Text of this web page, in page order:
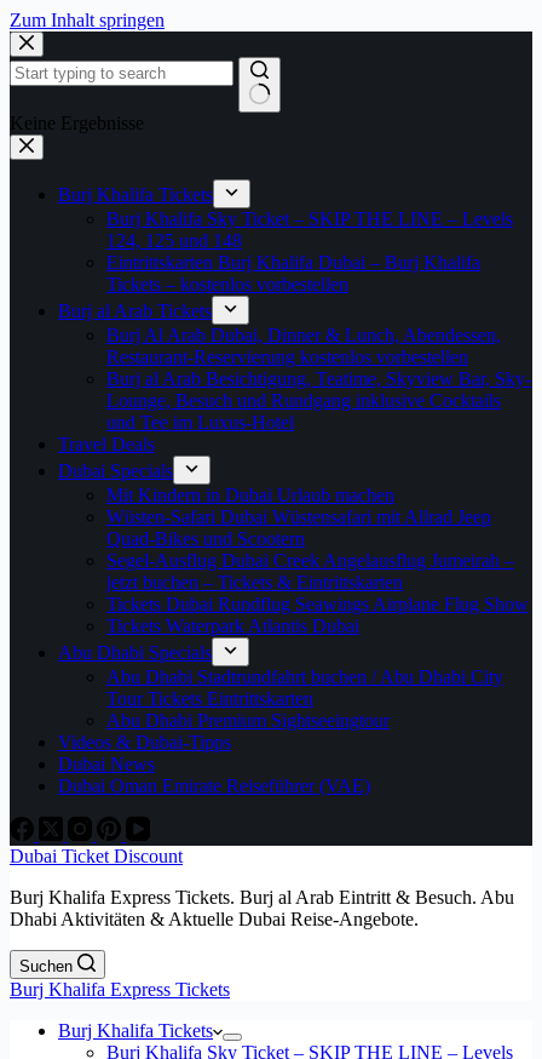
Zum Inhalt springen
Keine Ergebnisse
Burj Khalifa Tickets
Burj Khalifa Sky Ticket – SKIP THE LINE – Levels
124, 125 und 148
Eintrittskarten Burj Khalifa Dubai – Burj Khalifa
Tickets – kostenlos vorbestellen
Burj al Arab Tickets
Burj Al Arab Dubai, Dinner & Lunch, Abendessen,
Restaurant-Reservierung kostenlos vorbestellen
Burj al Arab Besichtigung, Teatime, Skyview Bar, Sky-
Lounge, Besuch und Rundgang inklusive Cocktails
und Tee im Luxus-Hotel
Travel Deals
Dubai Specials
Mit Kindern in Dubai Urlaub machen
Wüsten-Safari Dubai Wüstensafari mit Allrad Jeep
Quad-Bikes und Scootern
Segel-Ausflug Dubai Creek Angelausflug Jumeirah –
jetzt buchen – Tickets & Eintrittskarten
Tickets Dubai Rundflug Seawings Airplane Flug Show
Tickets Waterpark Atlantis Dubai
Abu Dhabi Specials
Abu Dhabi Stadtrundfahrt buchen / Abu Dhabi City
Tour Tickets Eintrittskarten
Abu Dhabi Premium Sightseeingtour
Videos & Dubai-Tipps
Dubai News
Dubai Oman Emirate Reiseführer (VAE)
Dubai Ticket Discount
Burj Khalifa Express Tickets. Burj al Arab Eintritt & Besuch. Abu
Dhabi Aktivitäten & Aktuelle Dubai Reise-Angebote.
Suchen
Burj Khalifa Express Tickets
Burj Khalifa Tickets
Burj Khalifa Sky Ticket – SKIP THE LINE – Levels